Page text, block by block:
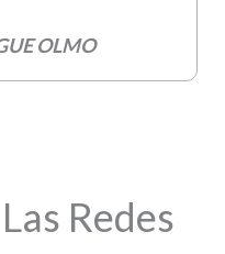
OLMO
Redes